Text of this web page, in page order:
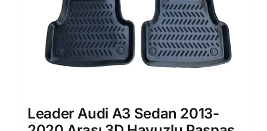
Leader Audi A3 Sedan 2013-